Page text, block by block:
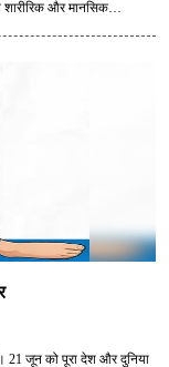
और मानसिक
21 जून को पूरा देश और दुनिया